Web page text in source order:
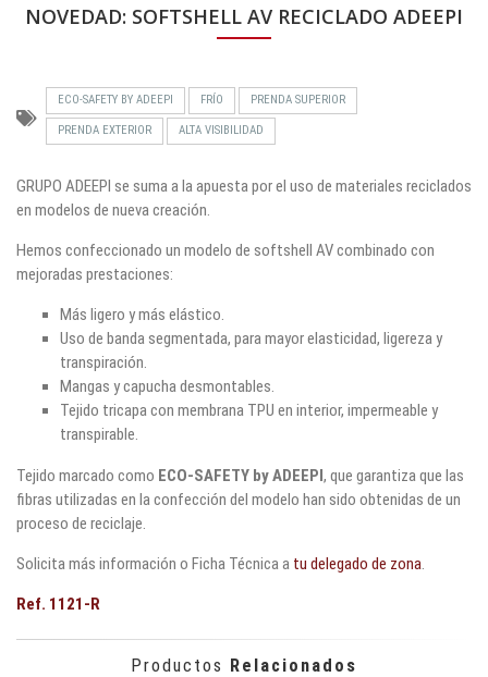
NOVEDAD: SOFTSHELL AV RECICLADO ADEEPI
ECO-SAFETY BY ADEEPI FRÍO PRENDA SUPERIOR
PRENDA EXTERIOR ALTA VISIBILIDAD
GRUPO ADEEPI se suma a la apuesta por el uso de materiales reciclados
en modelos de nueva creación.
Hemos confeccionado un modelo de softshell AV combinado con
mejoradas prestaciones:
Más ligero y más elástico.
Uso de banda segmentada, para mayor elasticidad, ligereza y
transpiración.
Mangas y capucha desmontables.
Tejido tricapa con membrana TPU en interior, impermeable y
transpirable.
Tejido marcado como ECO-SAFETY by ADEEPI, que garantiza que las
fibras utilizadas en la confección del modelo han sido obtenidas de un
proceso de reciclaje.
Solicita más información o Ficha Técnica a tu delegado de zona.
Ref. 1121-R
Productos Relacionados